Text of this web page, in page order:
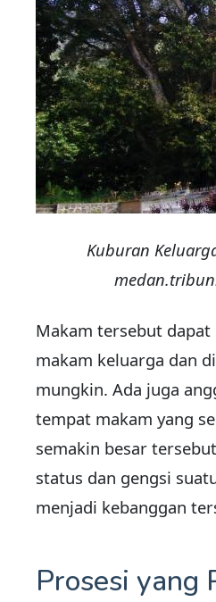
Kuburan
Makam tersebut
makam keluarga dan
mungkin. Ada juga
tempat makam yang
semakin besar
status dan gengsi
menjadi kebanggan
Prosesi yang